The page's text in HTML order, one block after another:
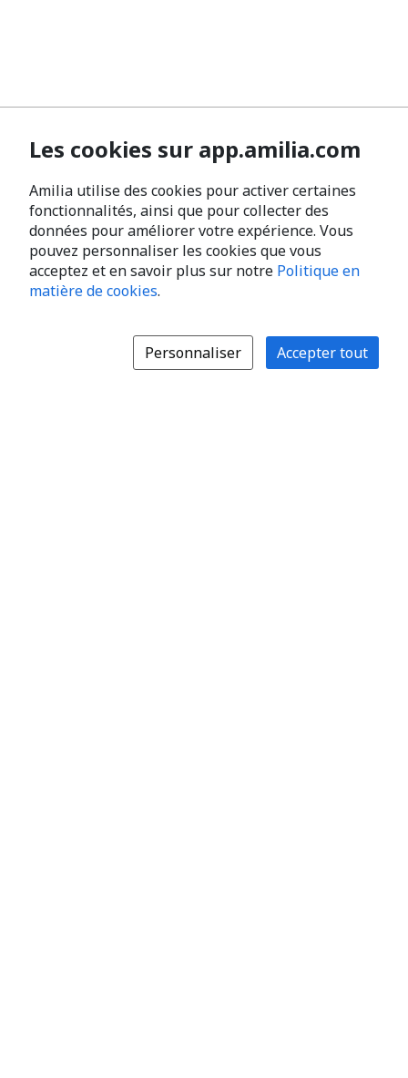
Les cookies sur app.amilia.com
Amilia utilise des cookies pour activer certaines
fonctionnalités, ainsi que pour collecter des
données pour améliorer votre expérience. Vous
pouvez personnaliser les cookies que vous
acceptez et en savoir plus sur notre Politique en
matière de cookies.
Personnaliser Accepter tout